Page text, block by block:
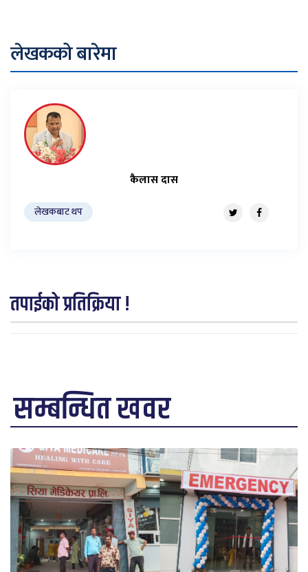
लेखकको बारेमा
कैलास दास
लेखकबाट थप
तपाईको प्रतिक्रिया !
सम्बन्धित खवर